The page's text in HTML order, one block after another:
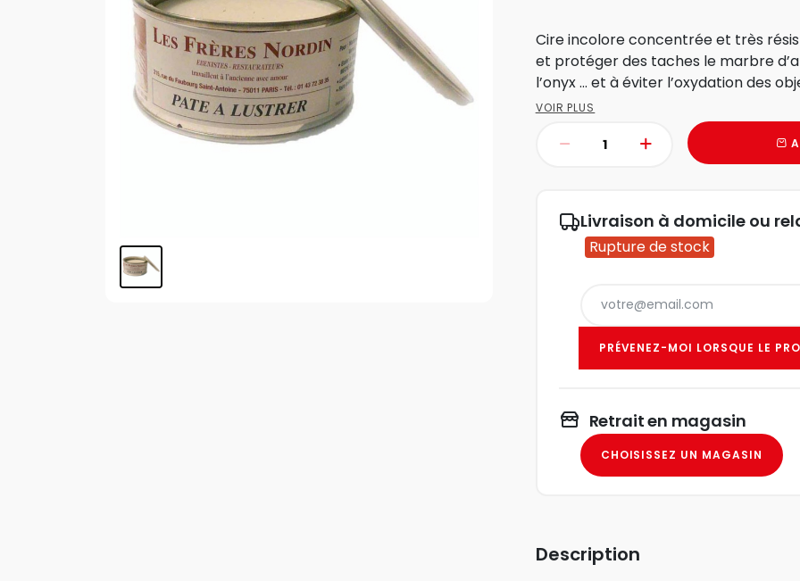
Cire incolore concentrée et très
et protéger des taches le marbre
l’onyx … et à éviter l’oxydation des
VOIR PLUS
Livraison à domicile ou
Rupture de stock
PRÉVENEZ-MOI LORSQUE LE
Retrait en magasin
CHOISISSEZ UN MAGASIN
Description